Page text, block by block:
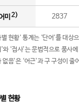
미 2) 2837
현황' 통계는 '단어'를 대상
와 ‘접사’는 문법적으로 품사
없음’은 ‘어근’과 구 구성이
현황